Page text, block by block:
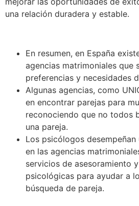
una relación duradera y estable.
En resumen, en España
agencias matrimoniales que
preferencias y necesidades
Algunas agencias, como
en encontrar parejas para
reconociendo que no todos
una pareja.
Los psicólogos
en las agencias
servicios de asesoramiento
psicológicas para ayudar a
búsqueda de pareja.